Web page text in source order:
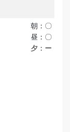
朝：〇
昼：〇
夕：ー